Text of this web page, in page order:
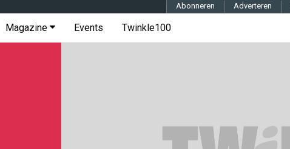
Magazine Events Twinkle100
Abonneren Adverteren